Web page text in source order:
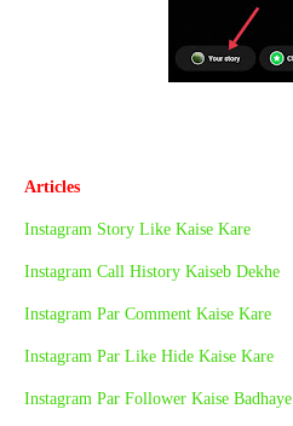
Articles
Instagram Story Like Kaise Kare
Instagram Call History Kaiseb Dekhe
Instagram Par Comment Kaise Kare
Instagram Par Like Hide Kaise Kare
Instagram Par Follower Kaise Badhaye